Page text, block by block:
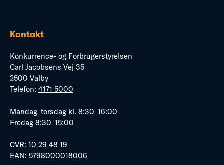
Kontakt
Konkurrence- og Forbrugerstyrelsen
Carl Jacobsens Vej 35
2500 Valby
Telefon: 4171 5000
Mandag–torsdag kl. 8:30–16:00
Fredag 8:30–15:00
CVR: 10 29 48 19
EAN: 5798000018006